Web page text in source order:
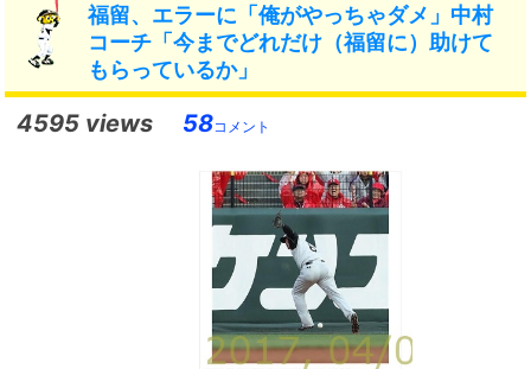
福留、エラーに「俺がやっちゃダメ」中村
コーチ「今までどれだけ（福留に）助けて
もらっているか」
4595 views 58コメント